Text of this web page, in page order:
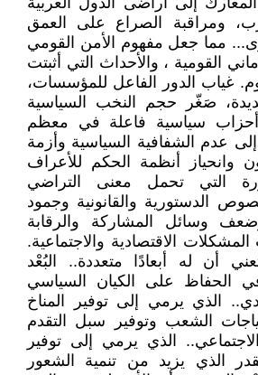
ومراقبة الصراع على العمق
مما جعل مفهوم الأمن القومي
القومية ، والأحداث التي أثبتت
غياب الدور الفاعل للمؤسسات،
صَغّر حجم النخب السياسية
أحزاب سياسية فاعلة في معظم
إلى عدم الشفافية السياسية وأزمة
وانحياز أنظمة الحكم للأعراف
التي تحمل معنى التراضي
الدستورية والقانونية وجمود
وسائل المشاركة والرقابة
الاقتصادية والاجتماعية.
أن له أبعادًا متعددة.. البُعْد
الحفاظ على الكيان السياسي
الذي يرمي إلى توفير المناخ
الشعب وتوفير سبل التقدم
الاجتماعي.. الذي يرمي إلى توفير
الذي يزيد من تنمية الشعور